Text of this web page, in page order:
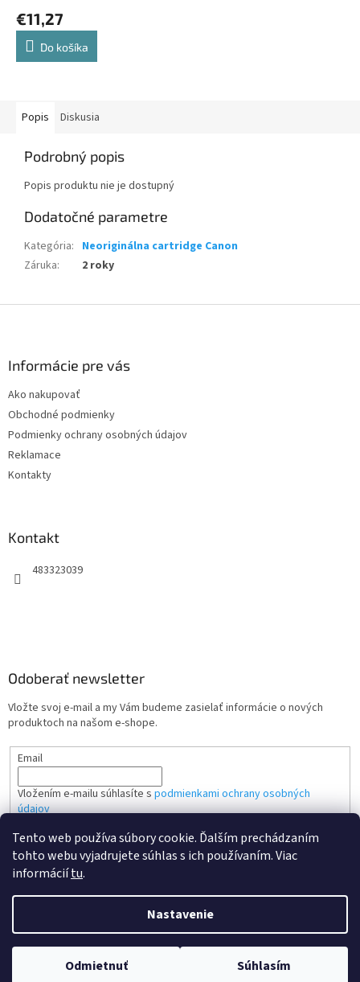
Tento web používa súbory cookie. Ďalším prechádzaním
tohto webu vyjadrujete súhlas s ich používaním. Viac
informáciítu.
Nastavenie
Odmietnuť Súhlasím
€11,27
Do košíka
Popis Diskusia
Podrobný popis
Popis produktu nie je dostupný
Dodatočné parametre
Kategória: Neoriginálna cartridge Canon
Záruka: 2 roky
Informácie pre vás
Ako nakupovať
Obchodné podmienky
Podmienky ochrany osobných údajov
Reklamace
Kontakty
Kontakt
483323039
Odoberať newsletter
Vložte svoj e-mail a my Vám budeme zasielať informácie o nových
produktoch na našom e-shope.
Email
Vložením e-mailu súhlasíte s podmienkami ochrany osobných
údajov
PRIHLÁSIŤ SA
Vytvoril Shoptet
Copyright 2026Kvalitne tonery SK . Všetky práva vyhradené.